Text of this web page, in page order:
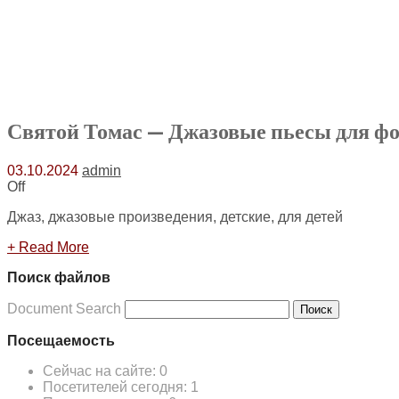
Святой Томас — Джазовые пьесы для
03.10.2024 admin
Off
Джаз, джазовые произведения, детские, для детей
+ Read More
Поиск файлов
Document Search Поиск
Посещаемость
Сейчас на сайте: 0
Посетителей сегодня: 1